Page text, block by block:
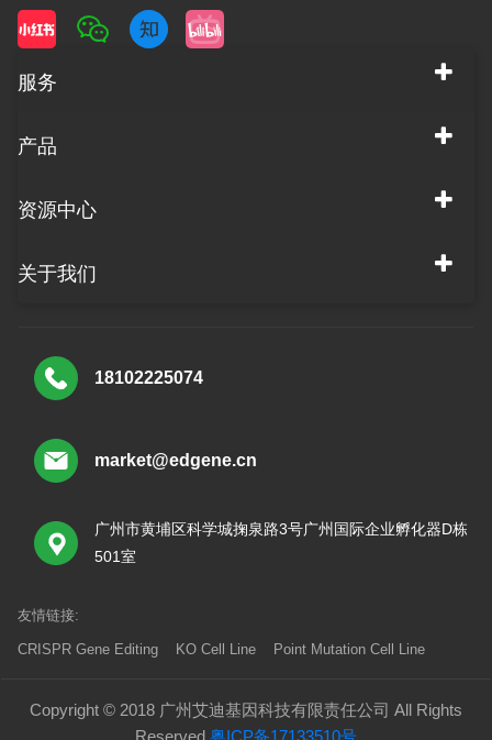
服务
产品
资源中心
关于我们
18102225074
market@edgene.cn
广州市黄埔区科学城掬泉路3号广州国际企业孵化器D栋
501室
友情链接:
CRISPR Gene Editing KO Cell Line Point Mutation Cell Line
Copyright © 2018 广州艾迪基因科技有限责任公司 All Rights
Reserved 粤ICP备17133510号